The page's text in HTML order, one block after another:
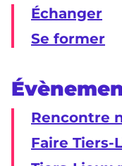
Échanger
Se former
Rencontre
Faire Tiers-